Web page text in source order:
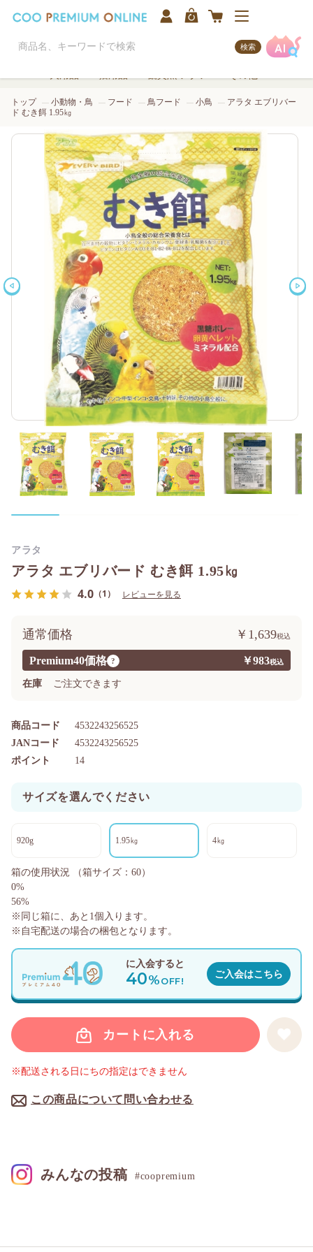
検索
トップ 小動物・鳥 フード 鳥フード 小鳥
アラタ エブリバー
ド むき餌 1.95㎏
アラタ エブリバード むき餌 1.95㎏
4.0 （1） レビューを見る
Premium40価格 ? ￥983
通常価格 ￥1,639
在庫 ご注文できます
商品コード 4532243256525
ポイント 14
JANコード 4532243256525
サイズを選んでください
920g 1.95㎏ 4㎏
カートに入れる
この商品について問い合わせる
アラタ
※配送される日にちの指定はできません
に入会すると
40%OFF!
ご入会はこちら
箱の使用状況
（箱サイズ：60）
0%
56%
※同じ箱に、あと 1個入ります。
※自宅配送の場合の梱包となります。
みんなの投稿 #coopremium